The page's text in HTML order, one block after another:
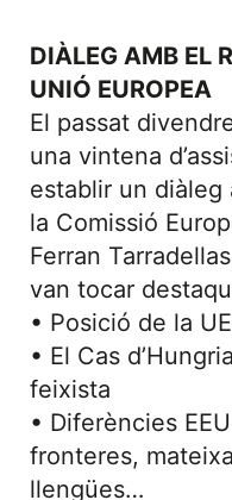
DIÀLEG AMB EL
UNIÓ EUROPEA
El passat
una vintena
establir un diàleg
la Comissió
Ferran
van tocar
• Posició de la
• El Cas
feixista
• Diferències
fronteres,
llengües…